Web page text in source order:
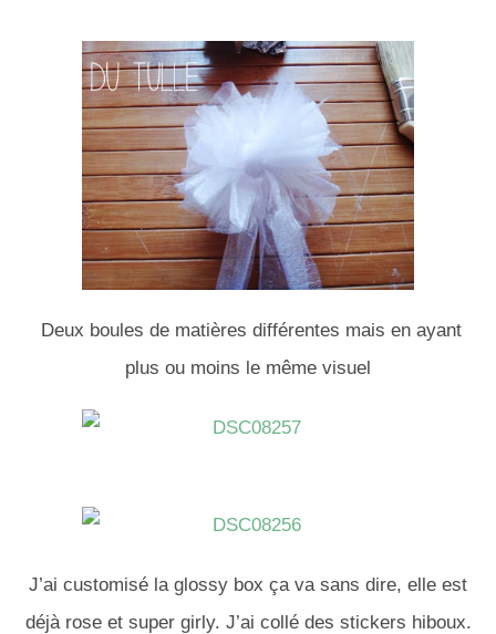
Deux boules de matières différentes mais en ayant
plus ou moins le même visuel
J’ai customisé la glossy box ça va sans dire, elle est
déjà rose et super girly. J’ai collé des stickers hiboux.